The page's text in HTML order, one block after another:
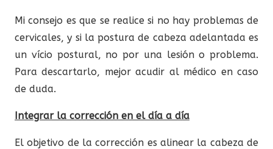
Mi consejo es que se realice si no hay problemas de
cervicales, y si la postura de cabeza adelantada es
un vício postural, no por una lesión o problema.
Para descartarlo, mejor acudir al médico en caso
de duda.
Integrar la corrección en el día a día
El objetivo de la corrección es alinear la cabeza de